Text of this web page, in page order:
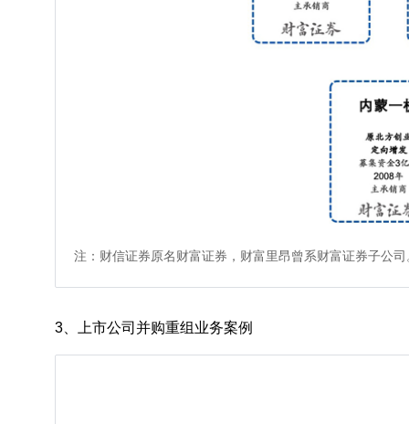
注：财信证券原名财富证券，财富里昂曾系财富证券子公司
3、上市公司并购重组业务案例